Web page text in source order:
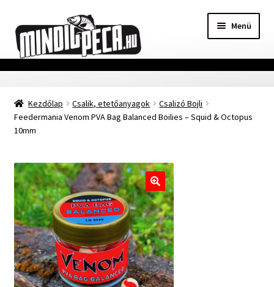
a
navigációhoz
a
tartalomba
Menü
Főoldal
Adatvédelmi nyilatkozat
Szállítási Információ
Kapcsolat
Márkák
Mohosz Versenynaptár 2025
Kezdőlap Csalik, etetőanyagok
Csalizó Bojli
Feedermania Venom PVA Bag Balanced Boilies – Squid & Octopus
10mm
🔍